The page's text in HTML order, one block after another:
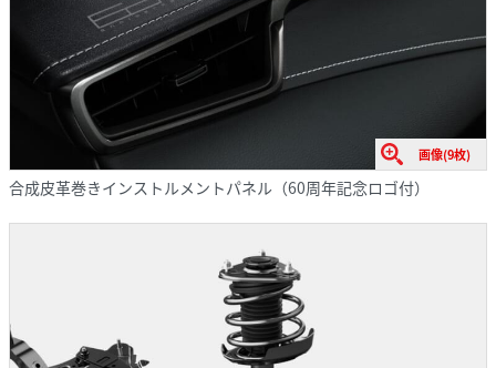
画像(9枚)
合成皮革巻きインストルメントパネル（60周年記念ロゴ付）